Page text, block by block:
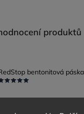
produktů